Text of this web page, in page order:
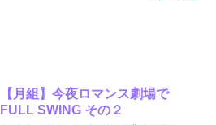
【月組】今夜ロマンス劇場で
FULL SWING その２